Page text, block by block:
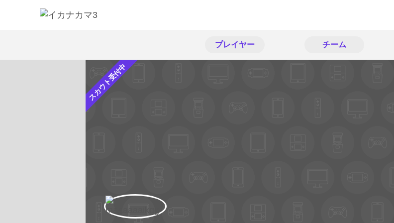
プレイヤー チーム
スカウト受付中